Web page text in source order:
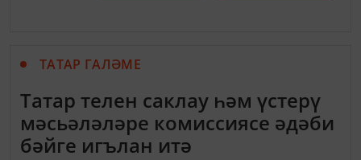
ТАТАР ГАЛӘМЕ
Татар телен саклау һәм үстерү
мәсьәләләре комиссиясе әдәби
бәйге игълан итә